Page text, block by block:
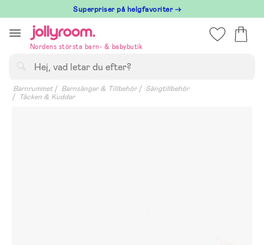
till
innehållet
Superpriser på helgfavoriter →
Nordens största barn- & babybutik
Barnrummet Barnsängar & Tillbehör
Sängtillbehör
Täcken & Kuddar